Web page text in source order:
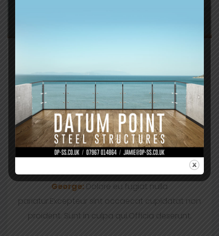
Factory,Uncategorized
POST FORMAT: CHAT
Sam:Irure dolor in reprehenderit in voluptate
velit esse cillum. Ullamco laboris nisi ut aliquip ex
ea commodo. Ut enim ad minim veniam, quis
nostrud exercitation.
George: Dolore eu fugiat nulla
pariatur.Excepteur sint occaecat cupidatat non
proident. Sunt in culpa qui.Officia deserunt.